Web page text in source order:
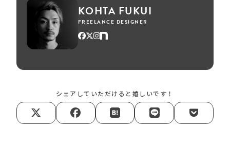
KOHTA FUKUI
FREELANCE DESIGNER
シェアしていただけると嬉しいです！